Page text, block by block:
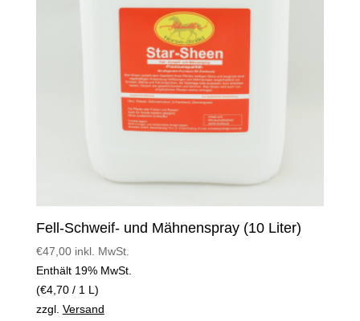
Fell-Schweif- und Mähnenspray (10 Liter)
€47,00 inkl. MwSt.
Enthält 19% MwSt.
(€4,70/ 1 L)
zzgl. Versand